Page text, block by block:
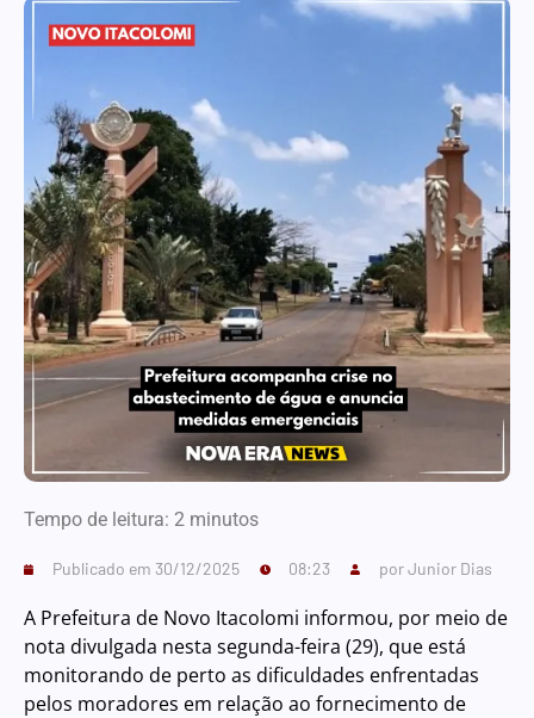
Tempo de leitura: 2 minutos
Publicado em 30/12/2025 08:23 porJunior Dias
A Prefeitura de Novo Itacolomi informou, por meio de
nota divulgada nesta segunda-feira (29), que está
monitorando de perto as dificuldades enfrentadas
pelos moradores em relação ao fornecimento de